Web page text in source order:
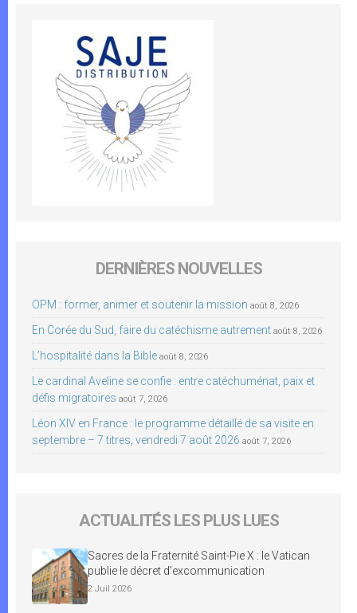
DERNIÈRES NOUVELLES
OPM : former, animer et soutenir la mission août 8, 2026
En Corée du Sud, faire du catéchisme autrement août 8, 2026
L’hospitalité dans la Bible août 8, 2026
Le cardinal Aveline se confie : entre catéchuménat, paix et
défis migratoires août 7, 2026
Léon XIV en France : le programme détaillé de sa visite en
septembre – 7 titres, vendredi 7 août 2026 août 7, 2026
ACTUALITÉS LES PLUS LUES
Sacres de la Fraternité Saint-Pie X : le Vatican
publie le décret d’excommunication
2 Juil 2026